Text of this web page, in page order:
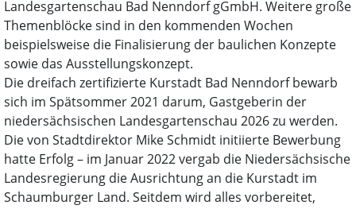
Landesgartenschau Bad Nenndorf gGmbH. Weitere große
Themenblöcke sind in den kommenden Wochen
beispielsweise die Finalisierung der baulichen Konzepte
sowie das Ausstellungskonzept.
Die dreifach zertifizierte Kurstadt Bad Nenndorf bewarb
sich im Spätsommer 2021 darum, Gastgeberin der
niedersächsischen Landesgartenschau 2026 zu werden.
Die von Stadtdirektor Mike Schmidt initiierte Bewerbung
hatte Erfolg – im Januar 2022 vergab die Niedersächsische
Landesregierung die Ausrichtung an die Kurstadt im
Schaumburger Land. Seitdem wird alles vorbereitet,